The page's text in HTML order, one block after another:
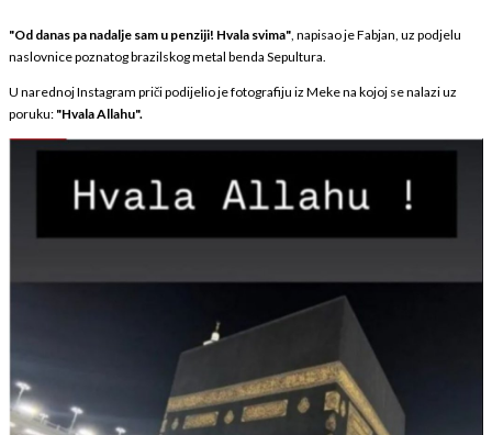
"Od danas pa nadalje sam u penziji! Hvala svima" , napisao je Fabjan, uz podjelu
naslovnice poznatog brazilskog metal benda Sepultura.
U narednoj Instagram priči podijelio je fotografiju iz Meke na kojoj se nalazi uz
poruku: "Hvala Allahu".